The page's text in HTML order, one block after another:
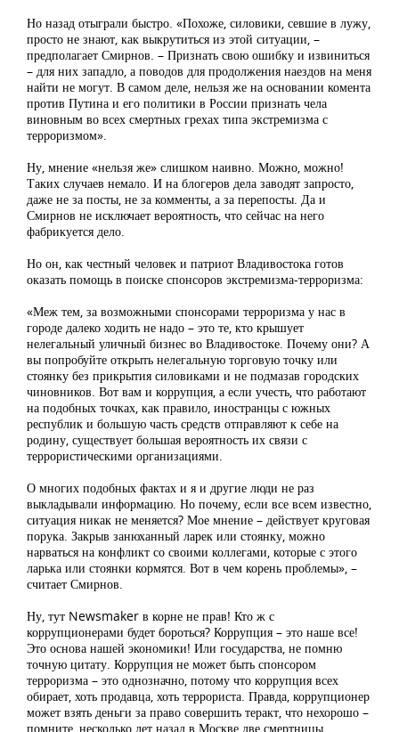
Но назад отыграли быстро. «Похоже, силовики, севшие в лужу,
просто не знают, как выкрутиться из этой ситуации, –
предполагает Смирнов. – Признать свою ошибку и извиниться
– для них западло, а поводов для продолжения наездов на меня
найти не могут. В самом деле, нельзя же на основании комента
против Путина и его политики в России признать чела
виновным во всех смертных грехах типа экстремизма с
терроризмом».
Ну, мнение «нельзя же» слишком наивно. Можно, можно!
Таких случаев немало. И на блогеров дела заводят запросто,
даже не за посты, не за комменты, а за перепосты. Да и
Смирнов не исключает вероятность, что сейчас на него
фабрикуется дело.
Но он, как честный человек и патриот Владивостока готов
оказать помощь в поиске спонсоров экстремизма-терроризма:
«Меж тем, за возможными спонсорами терроризма у нас в
городе далеко ходить не надо – это те, кто крышует
нелегальный уличный бизнес во Владивостоке. Почему они? А
вы попробуйте открыть нелегальную торговую точку или
стоянку без прикрытия силовиками и не подмазав городских
чиновников. Вот вам и коррупция, а если учесть, что работают
на подобных точках, как правило, иностранцы с южных
республик и большую часть средств отправляют к себе на
родину, существует большая вероятность их связи с
террористическими организациями.
О многих подобных фактах и я и другие люди не раз
выкладывали информацию. Но почему, если все всем известно,
ситуация никак не меняется? Мое мнение – действует круговая
порука. Закрыв занюханный ларек или стоянку, можно
нарваться на конфликт со своими коллегами, которые с этого
ларька или стоянки кормятся. Вот в чем корень проблемы», –
считает Смирнов.
Ну, тут Newsmaker в корне не прав! Кто ж с
коррупционерами будет бороться? Коррупция – это наше все!
Это основа нашей экономики! Или государства, не помню
точную цитату. Коррупция не может быть спонсором
терроризма – это однозначно, потому что коррупция всех
обирает, хоть продавца, хоть террориста. Правда, коррупционер
может взять деньги за право совершить теракт, что нехорошо –
помните, несколько лет назад в Москве две смертницы